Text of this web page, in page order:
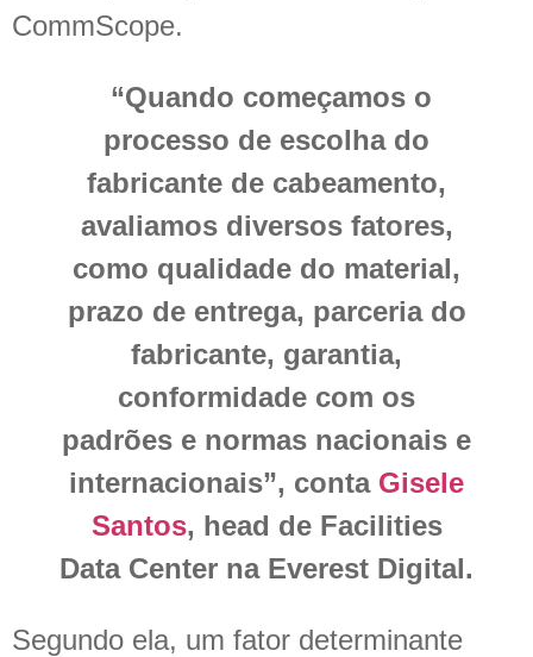
CommScope.
“Quando começamos o
processo de escolha do
fabricante de cabeamento,
avaliamos diversos fatores,
como qualidade do material,
prazo de entrega, parceria do
fabricante, garantia,
conformidade com os
padrões e normas nacionais e
internacionais”, conta Gisele
Santos, head de Facilities
Data Center na Everest Digital.
Segundo ela, um fator determinante